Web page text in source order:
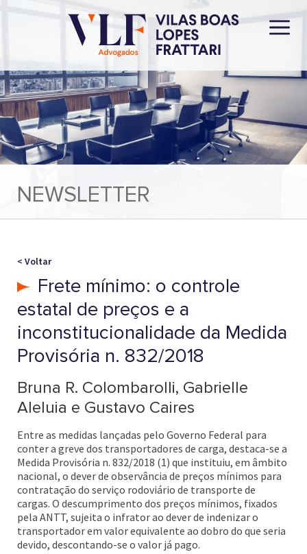
NEWSLETTER
< Voltar
Frete mínimo: o controle
estatal de preços e a
inconstitucionalidade da Medida
Provisória n. 832/2018
Bruna R. Colombarolli, Gabrielle
Aleluia e Gustavo Caires
Entre as medidas lançadas pelo Governo Federal para
conter a greve dos transportadores de carga, destaca-se a
Medida Provisória n. 832/2018 (1) que instituiu, em âmbito
nacional, o dever de observância de preços mínimos para
contratação do serviço rodoviário de transporte de
cargas. O descumprimento dos preços mínimos, fixados
pela ANTT, sujeita o infrator ao dever de indenizar o
transportador em valor equivalente ao dobro do que seria
devido, descontando-se o valor já pago.